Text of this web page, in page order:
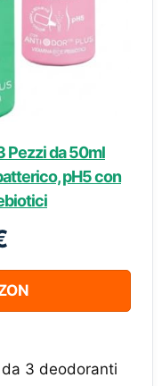
Pezzi da 50ml
pH5 con
3 deodoranti